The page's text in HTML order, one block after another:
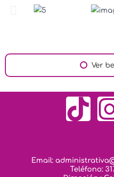
Ver
T
k
Email:
Teléfono: